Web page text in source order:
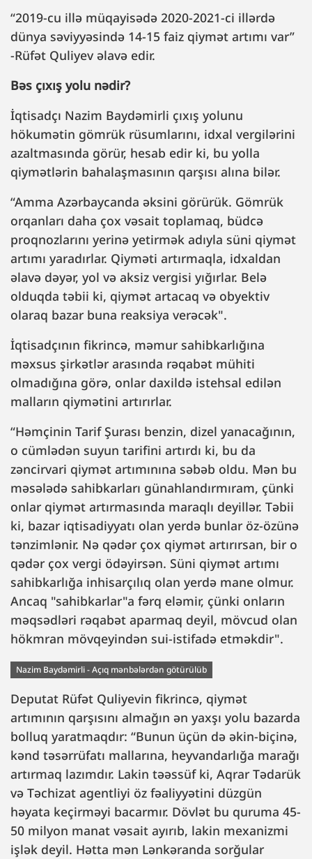
“2019-cu illə müqayisədə 2020-2021-ci illərdə
dünya səviyyəsində 14-15 faiz qiymət artımı var”
-Rüfət Quliyev əlavə edir.
Bəs çıxış yolu nədir?
İqtisadçı Nazim Baydəmirli çıxış yolunu
hökumətin gömrük rüsumlarını, idxal vergilərini
azaltmasında görür, hesab edir ki, bu yolla
qiymətlərin bahalaşmasının qarşısı alına bilər.
“Amma Azərbaycanda əksini görürük. Gömrük
orqanları daha çox vəsait toplamaq, büdcə
proqnozlarını yerinə yetirmək adıyla süni qiymət
artımı yaradırlar. Qiyməti artırmaqla, idxaldan
əlavə dəyər, yol və aksiz vergisi yığırlar. Belə
olduqda təbii ki, qiymət artacaq və obyektiv
olaraq bazar buna reaksiya verəcək".
İqtisadçının fikrincə, məmur sahibkarlığına
məxsus şirkətlər arasında rəqabət mühiti
olmadığına görə, onlar daxildə istehsal edilən
malların qiymətini artırırlar.
“Həmçinin Tarif Şurası benzin, dizel yanacağının,
o cümlədən suyun tarifini artırdı ki, bu da
zəncirvari qiymət artımınına səbəb oldu. Mən bu
məsələdə sahibkarları günahlandırmıram, çünki
onlar qiymət artırmasında maraqlı deyillər. Təbii
ki, bazar iqtisadiyyatı olan yerdə bunlar öz-özünə
tənzimlənir. Nə qədər çox qiymət artırırsan, bir o
qədər çox vergi ödəyirsən. Süni qiymət artımı
sahibkarlığa inhisarçılıq olan yerdə mane olmur.
Ancaq "sahibkarlar"a fərq eləmir, çünki onların
məqsədləri rəqabət aparmaq deyil, mövcud olan
hökmran mövqeyindən sui-istifadə etməkdir".
Nazim Baydəmirli - Açıq mənbələrdən götürülüb
Deputat Rüfət Quliyevin fikrincə, qiymət
artımının qarşısını almağın ən yaxşı yolu bazarda
bolluq yaratmaqdır: “Bunun üçün də əkin-biçinə,
kənd təsərrüfatı mallarına, heyvandarlığa marağı
artırmaq lazımdır. Lakin təəssüf ki, Aqrar Tədarük
və Təchizat agentliyi öz fəaliyyətini düzgün
həyata keçirməyi bacarmır. Dövlət bu quruma 45-
50 milyon manat vəsait ayırıb, lakin mexanizmi
işlək deyil. Hətta mən Lənkəranda sorğular